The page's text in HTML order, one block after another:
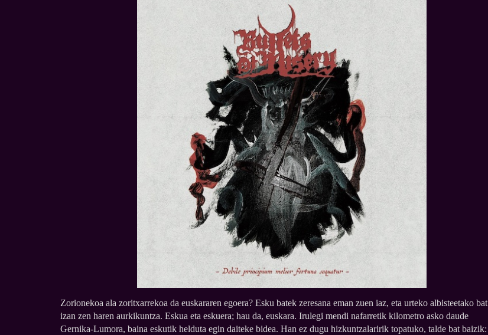
Zorionekoa ala zoritxarrekoa da euskararen egoera? Esku batek zeresana eman zuen iaz, eta urteko albisteetako bat
izan zen haren aurkikuntza. Eskua eta eskuera; hau da, euskara. Irulegi mendi nafarretik kilometro asko daude
Gernika-Lumora, baina eskutik helduta egin daiteke bidea. Han ez dugu hizkuntzalaririk topatuko, talde bat baizik: